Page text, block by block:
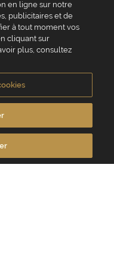
Noire
en ligne sur notre
publicitaires et de
à tout moment vos
cliquant sur
plus, consultez